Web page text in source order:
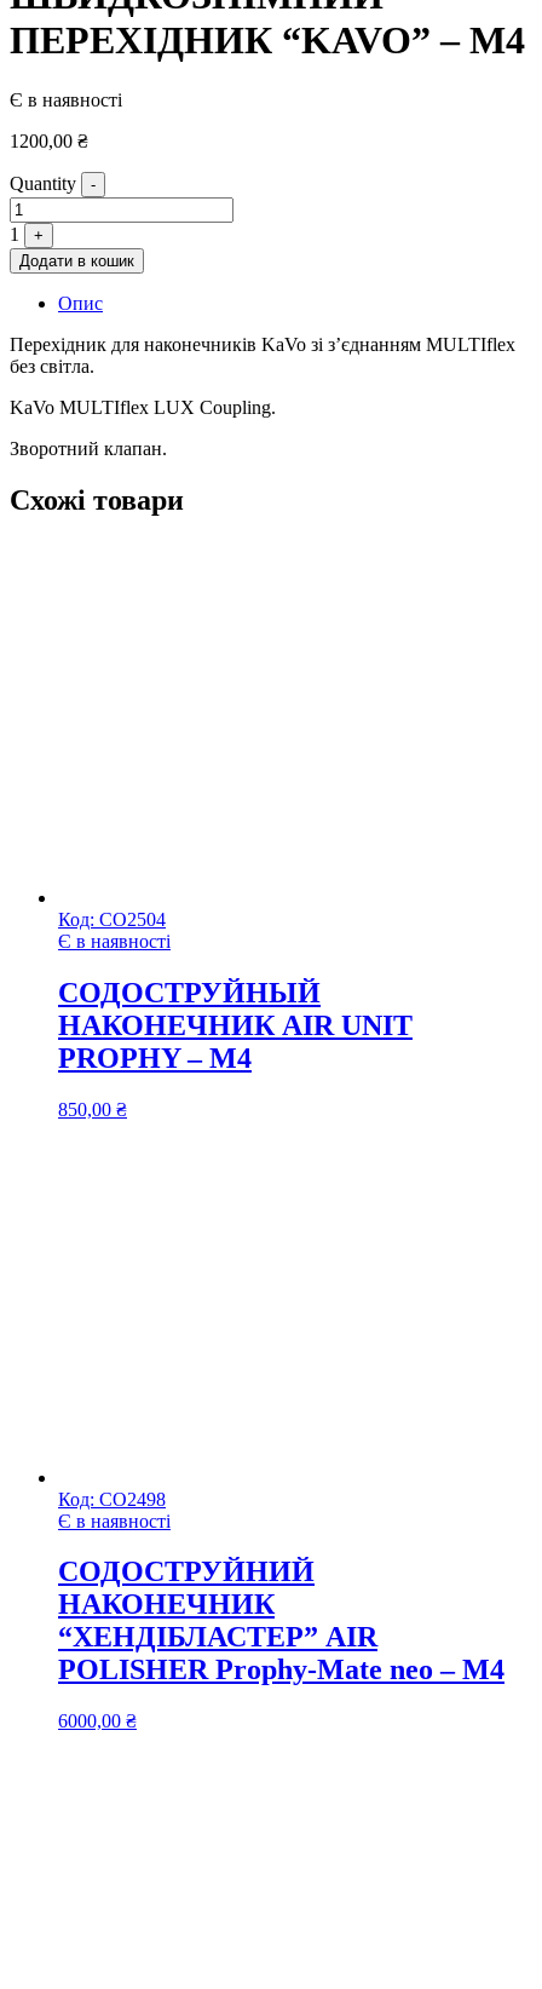
ПЕРЕХІДНИК “KAVO” – М4
Є в наявності
1200,00 ₴
Quantity -
1
+
Додати в кошик
Опис
Перехідник для наконечників KaVo зі з’єднанням MULTIflex
без світла.
KaVo MULTIflex LUX Coupling.
Зворотний клапан.
Схожі товари
Код: СО2504
Є в наявності
СОДОСТРУЙНЫЙ
НАКОНЕЧНИК AIR UNIT
PROPHY – М4
850,00 ₴
Код: СО2498
Є в наявності
СОДОСТРУЙНИЙ
НАКОНЕЧНИК
“ХЕНДІБЛАСТЕР” AIR
POLISHER Prophy-Mate neo – М4
6000,00 ₴